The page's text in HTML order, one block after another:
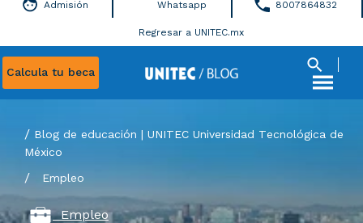
Calcula tu beca
Admisión Whatsapp 8007864832
Regresar a UNITEC.mx
Blog de educación | UNITEC Universidad Tecnológica de
México
/ Empleo
Empleo